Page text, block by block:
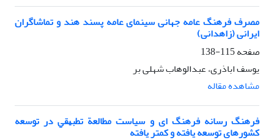
مصرف فرهنگ عامه جهانی سینمای عامه پسند هند و تماشاگران
ایرانی (زاهدانی)
صفحه115-138
یوسف اباذری، عبدالوهاب شهلی بر
مشاهده مقاله
فرهنگ رﺳﺎﻧﻪ فرهنگ ای و سیاست ﻣﻄﺎﻟﻌﺔ ﺗﻄﺒﻴﻘﻲ در ﺗﻮﺳﻌﻪ
کشورهای ﺗﻮﺳﻌﻪ ﻳﺎﻓﺘﻪ و ﻛﻤﺘﺮ ﻳﺎﻓﺘﻪ